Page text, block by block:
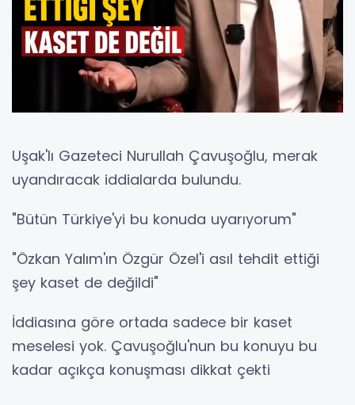
Uşak'lı Gazeteci Nurullah Çavuşoğlu, merak
uyandıracak iddialarda bulundu.
"Bütün Türkiye'yi bu konuda uyarıyorum"
"Özkan Yalım'ın Özgür Özel'i asıl tehdit ettiği
şey kaset de değildi"
İddiasına göre ortada sadece bir kaset
meselesi yok. Çavuşoğlu'nun bu konuyu bu
kadar açıkça konuşması dikkat çekti